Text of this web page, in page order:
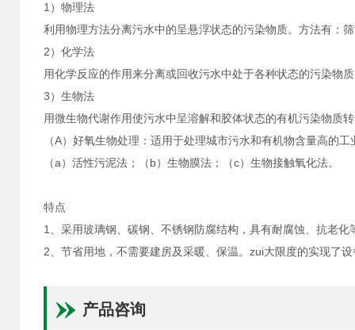
1）物理法
利用物理方法分离污水中的呈悬浮状态的污染物质。方法有：
2）化学法
用化学反应的作用来分离或回收污水中处于各种状态的污染物
3）生物法
用微生物代谢作用使污水中呈溶解和胶体状态的有机污染物质
（A）好氧生物处理：适用于处理城市污水和有机物含量高的工
（a）活性污泥法；（b）生物膜法；（c）生物接触氧化法。
特点
1、采用玻璃钢、碳钢、不锈钢防腐结构，具有耐腐蚀、抗老化
2、节省用地，不需要建房及采暖、保温。zui大限度的实现了
产品咨询